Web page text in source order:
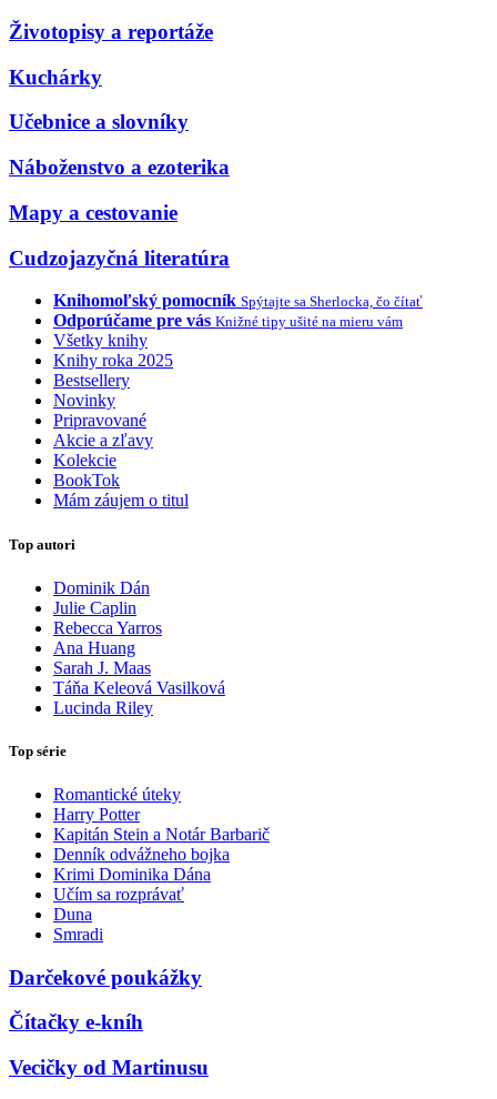
Životopisy a reportáže
Kuchárky
Učebnice a slovníky
Náboženstvo a ezoterika
Mapy a cestovanie
Cudzojazyčná literatúra
Knihomoľský pomocník Spýtajte sa Sherlocka, čo čítať
Odporúčame pre vás Knižné tipy ušité na mieru vám
Všetky knihy
Knihy roka 2025
Bestsellery
Novinky
Pripravované
Akcie a zľavy
Kolekcie
BookTok
Mám záujem o titul
Top autori
Dominik Dán
Julie Caplin
Rebecca Yarros
Ana Huang
Sarah J. Maas
Táňa Keleová Vasilková
Lucinda Riley
Top série
Romantické úteky
Harry Potter
Kapitán Stein a Notár Barbarič
Denník odvážneho bojka
Krimi Dominika Dána
Učím sa rozprávať
Duna
Smradi
Darčekové poukážky
Čítačky e-kníh
Vecičky od Martinusu